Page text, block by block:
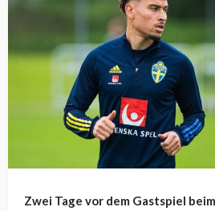
Zwei Tage vor dem Gastspiel